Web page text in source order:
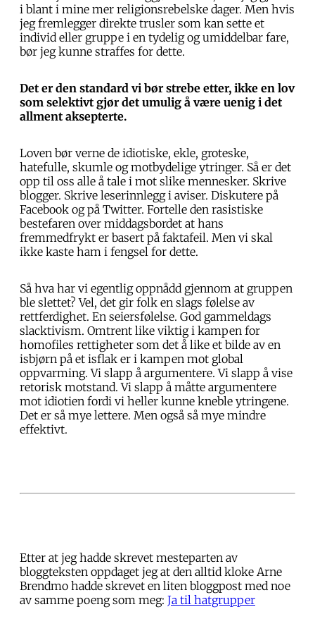
i blant i mine mer religionsrebelske dager. Men hvis
jeg fremlegger direkte trusler som kan sette et
individ eller gruppe i en tydelig og umiddelbar fare,
bør jeg kunne straffes for dette.
Det er den standard vi bør strebe etter, ikke en lov
som selektivt gjør det umulig å være uenig i det
allment aksepterte.
Loven bør verne de idiotiske, ekle, groteske,
hatefulle, skumle og motbydelige ytringer. Så er det
opp til oss alle å tale i mot slike mennesker. Skrive
blogger. Skrive leserinnlegg i aviser. Diskutere på
Facebook og på Twitter. Fortelle den rasistiske
bestefaren over middagsbordet at hans
fremmedfrykt er basert på faktafeil. Men vi skal
ikke kaste ham i fengsel for dette.
Så hva har vi egentlig oppnådd gjennom at gruppen
ble slettet? Vel, det gir folk en slags følelse av
rettferdighet. En seiersfølelse. God gammeldags
slacktivism. Omtrent like viktig i kampen for
homofiles rettigheter som det å like et bilde av en
isbjørn på et isflak er i kampen mot global
oppvarming. Vi slapp å argumentere. Vi slapp å vise
retorisk motstand. Vi slapp å måtte argumentere
mot idiotien fordi vi heller kunne kneble ytringene.
Det er så mye lettere. Men også så mye mindre
effektivt.
Etter at jeg hadde skrevet mesteparten av
bloggteksten oppdaget jeg at den alltid kloke Arne
Brendmo hadde skrevet en liten bloggpost med noe
av samme poeng som meg: Ja til hatgrupper